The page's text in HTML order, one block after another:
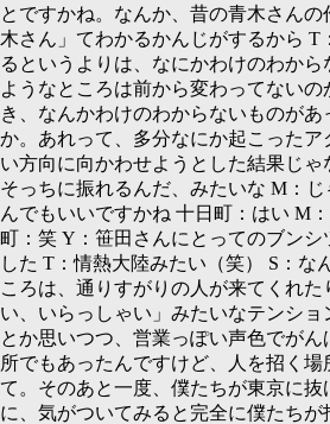
とですかね。なんか、昔の青木さん
木さん」てわかるかんじがするから T：
るというよりは、なにかわけのわか
ようなところは前から変わってない
き、なんかわけのわからないものが
か。あれって、多分なにか起こったア
い方向に向かわせようとした結果じゃ
そっちに振れるんだ、みたいな M：
んでもいいですかね 十日町：はい M
町：笑 Y： 笹田さんにとってのブン
した T：情熱大陸みたい（笑） S： な
ころは、通りすがりの人が来てくれた
い、いらっしゃい」みたいなテンショ
とか思いつつ、営業っぽい声色でが
所でもあったんですけど、人を招く場
て。そのあと一度、僕たちが東京に抜
に、気がついてみると完全に僕たちが